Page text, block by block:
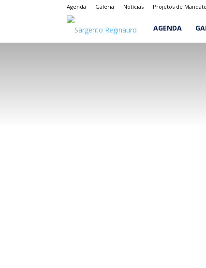
Agenda Galeria Notícias Projetos de Mandato
Sargento
AGENDA